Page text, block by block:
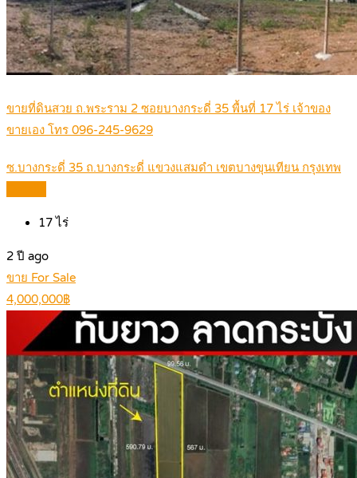
ขายที่ดินสวย ถ.พระราม 2 ซอยบางกระดี่ 35 พื้นที่ 17 ไร่ เจ้าของ
ขายเอง โทร 096-245-9629
ซ.บางกระดี่ 35 ถ.บางกระดี่ แขวงแสมดำ เขตบางขุนเทียน กรุงเทพ
17ไร่
2 ปี ago
ขาย For Sale
4,000,000฿